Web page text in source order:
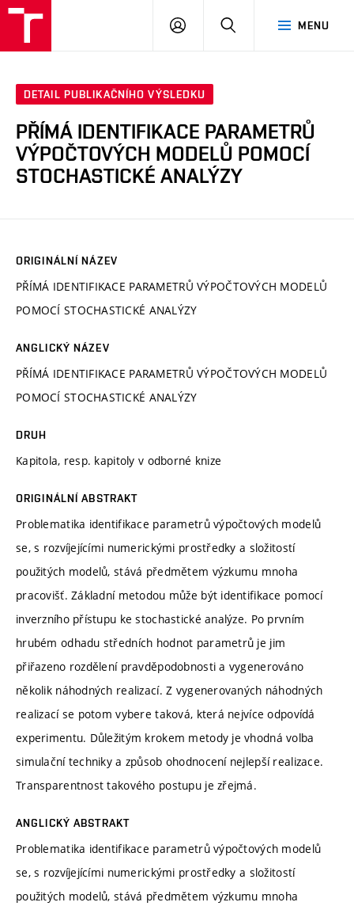
MENU
PŘIHLÁSIT
DETAIL PUBLIKAČNÍHO VÝSLEDKU
PŘÍMÁ IDENTIFIKACE PARAMETRŮ
VÝPOČTOVÝCH MODELŮ POMOCÍ
STOCHASTICKÉ ANALÝZY
ORIGINÁLNÍ NÁZEV
PŘÍMÁ IDENTIFIKACE PARAMETRŮ VÝPOČTOVÝCH MODELŮ
POMOCÍ STOCHASTICKÉ ANALÝZY
ANGLICKÝ NÁZEV
PŘÍMÁ IDENTIFIKACE PARAMETRŮ VÝPOČTOVÝCH MODELŮ
POMOCÍ STOCHASTICKÉ ANALÝZY
DRUH
Kapitola, resp. kapitoly v odborné knize
ORIGINÁLNÍ ABSTRAKT
Problematika identifikace parametrů výpočtových modelů
se, s rozvíjejícími numerickými prostředky a složitostí
použitých modelů, stává předmětem výzkumu mnoha
pracovišť. Základní metodou může být identifikace pomocí
inverzního přístupu ke stochastické analýze. Po prvním
hrubém odhadu středních hodnot parametrů je jim
přiřazeno rozdělení pravděpodobnosti a vygenerováno
několik náhodných realizací. Z vygenerovaných náhodných
realizací se potom vybere taková, která nejvíce odpovídá
experimentu. Důležitým krokem metody je vhodná volba
simulační techniky a způsob ohodnocení nejlepší realizace.
Transparentnost takového postupu je zřejmá.
ANGLICKÝ ABSTRAKT
Problematika identifikace parametrů výpočtových modelů
se, s rozvíjejícími numerickými prostředky a složitostí
použitých modelů, stává předmětem výzkumu mnoha